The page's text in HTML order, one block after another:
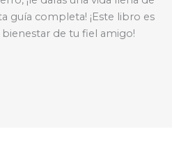
guía completa! ¡Este libro es
de tu fiel amigo!